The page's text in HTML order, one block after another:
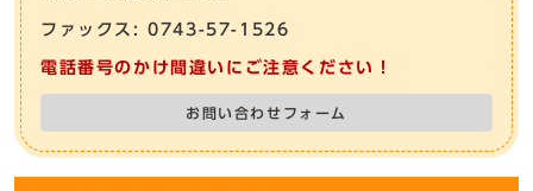
ファックス: 0743-57-1526
電話番号のかけ間違いにご注意ください！
お問い合わせフォーム